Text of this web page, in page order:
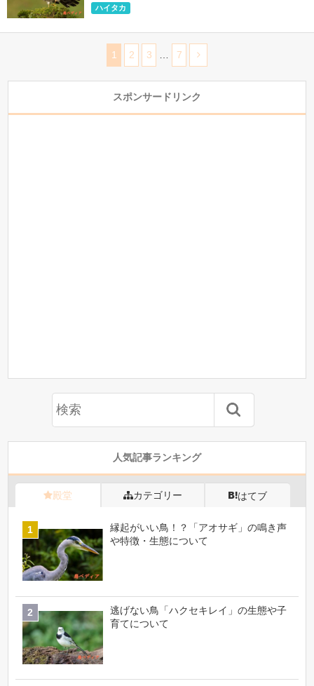
ハイタカ
1 2 3 7
スポンサードリンク
人気記事ランキング
殿堂 カテゴリー はてブ
縁起がいい鳥！？「アオサギ」の鳴き声
や特徴・生態について
逃げない鳥「ハクセキレイ」の生態や子
育てについて